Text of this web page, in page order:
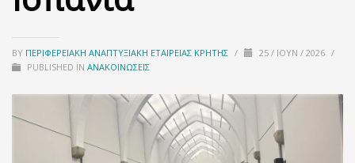
BY ΠΕΡΙΦΕΡΕΙΑΚΉ ΑΝΑΠΤΥΞΙΑΚΉ ΕΤΑΙΡΕΊΑΣ ΚΡΉΤΗΣ / 25 / ΙΟΎΝ / 2026 /
PUBLISHED IN ΑΝΑΚΟΙΝΏΣΕΙΣ